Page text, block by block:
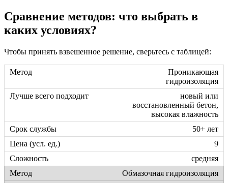
Сравнение методов: что выбрать в
каких условиях?
Чтобы принять взвешенное решение, сверьтесь с таблицей:
Проникающая
гидроизоляция
новый или
восстановленный бетон,
высокая влажность
50+ лет
9
средняя
Обмазочная гидроизоляция